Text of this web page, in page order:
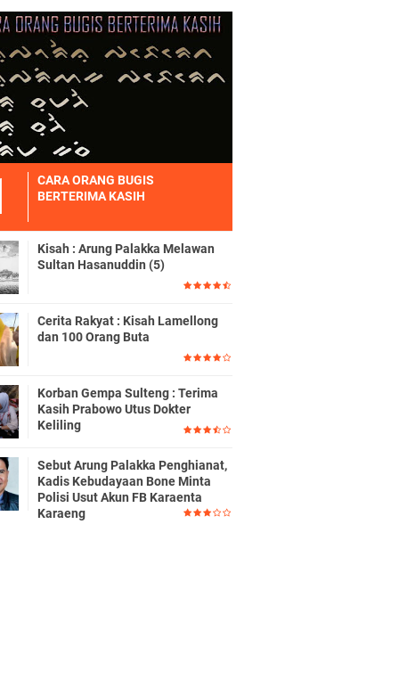
CARA ORANG BUGIS
BERTERIMA KASIH
Kisah : Arung Palakka Melawan
Sultan Hasanuddin (5)
Cerita Rakyat : Kisah Lamellong
dan 100 Orang Buta
Korban Gempa Sulteng : Terima
Kasih Prabowo Utus Dokter
Keliling
Sebut Arung Palakka Penghianat,
Kadis Kebudayaan Bone Minta
Polisi Usut Akun FB Karaenta
Karaeng